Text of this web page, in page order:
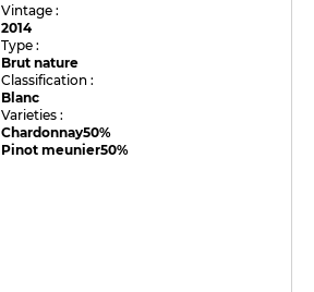
Vintage :
2014
Type :
Brut nature
Classification :
Blanc
Varieties :
Chardonnay50%
Pinot meunier50%